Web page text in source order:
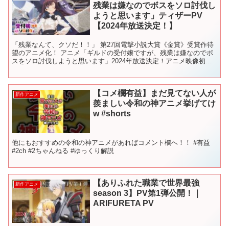
残業は嫌なのでボスをソロ討伐し
ようと思います」ティザーPV
【2024年放送決定！】
「残業なんて、クソだ！！」 第27回電撃小説大賞《金賞》受賞作待
望のアニメ化！ アニメ「ギルドの受付嬢ですが、残業は嫌なのでボ
スをソロ討伐しようと思います」2024年放送決定！アニメ映像初出
新作アニメ
【コメ欄有益】まだ見てない人が
羨ましい令和の神アニメ挙げてけ
w #shorts
他にもおすすめの令和の神アニメがあればコメント欄へ！！ #有益
#2ch #2ちゃんねる #ゆっくり解説
新作アニメ
【ありふれた職業で世界最強
season 3】PV第1弾公開！｜
ARIFURETA PV